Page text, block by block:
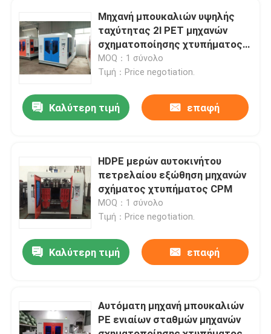
Σχετικά με εμάς
Επαφές
Προϊόντα
αυτόματη μηχανή σχηματοποίησης χτυπήματος
Πλαστική μηχανή σχηματοποίησης χτυπήματος
HDPE μηχανή σχήματος χτυπήματος
Μηχανή σχηματοποίησης χτυπήματος υψηλής
Μηχανή μπουκαλιών υψηλής
ταχύτητας 2l PET μηχανών
σχηματοποίησης χτυπήματος
εξώθησης παιχνιδιών
MOQ：1 σύνολο
Τιμή：Price negotiation.
Καλύτερη τιμή επαφή
HDPE μερών αυτοκινήτου
πετρελαίου εξώθηση μηχανών
σχήματος χτυπήματος CPM
MOQ：1 σύνολο
Τιμή：Price negotiation.
Καλύτερη τιμή επαφή
Αυτόματη μηχανή μπουκαλιών
PE ενιαίων σταθμών μηχανών